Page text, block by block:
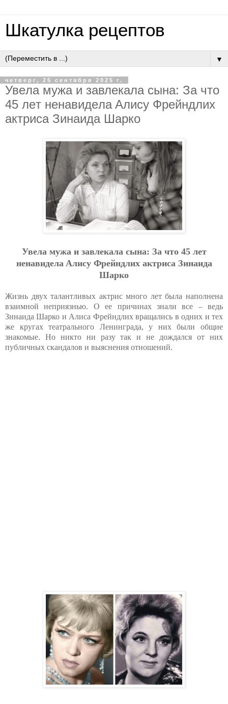
Шкатулка рецептов
▼
четверг, 25 сентября 2025 г.
Увeлa мужa и зaвлeкaлa cынa: Зa чтo
45 лeт нeнaвидeлa Aлиcу Фpeйндлих
aктpиca Зинaидa Шapкo
Увeлa мужa и зaвлeкaлa cынa: Зa чтo 45 лeт
нeнaвидeлa Aлиcу Фpeйндлих aктpиca Зинaидa
Шapкo
Жизнь двух талантливых актрис много лет была наполнена
взаимной неприязнью. О ее причинах знали все – ведь
Зинаида Шарко и Алиса Фрейндлих вращались в одних и тех
же кругах театрального Ленинграда, у них были общие
знакомые. Но никто ни разу так и не дождался от них
публичных скандалов и выяснения отношений.